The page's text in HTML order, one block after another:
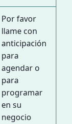
Por favor
llame con
anticipación
para
agendar o
para
programar
en su
negocio